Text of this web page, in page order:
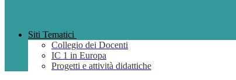
Siti Tematici
Collegio dei Docenti
IC 1 in Europa
Progetti e attività didattiche